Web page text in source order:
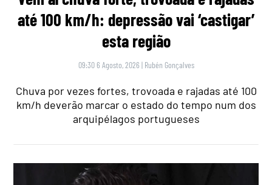
até 100 km/h: depressão vai ‘castigar’
esta região
09:30 6 Agosto, 2026 | Rubén Gonçalves
Chuva por vezes fortes, trovoada e rajadas até 100
km/h deverão marcar o estado do tempo num dos
arquipélagos portugueses